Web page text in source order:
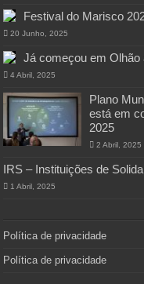
Festival do Marisco
20 Junho, 2025
Já começou em Olhão
4 Abril, 2025
Plano
está em
2025
2 Abril, 2025
IRS – Instituições de
1 Abril, 2025
Política de privacidade
Política de privacidade